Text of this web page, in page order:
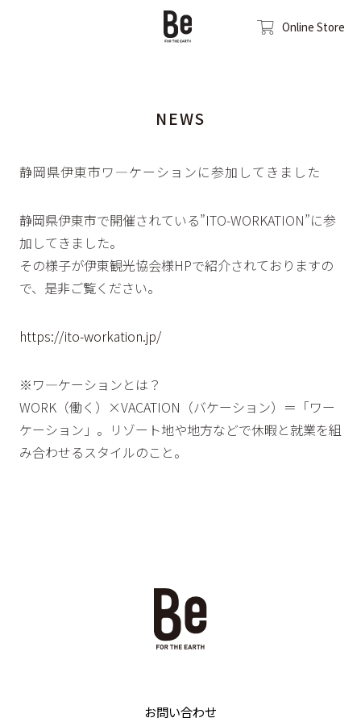
Online Store
NEWS
静岡県伊東市ワ―ケーションに参加してきました
静岡県伊東市で開催されている”ITO-WORKATION”に参
加してきました。
その様子が伊東観光協会様HPで紹介されておりますの
で、是非ご覧ください。
https://ito-workation.jp/
※ワ―ケーションとは？
WORK（働く）×VACATION（バケーション）＝「ワー
ケーション」。リゾート地や地方などで休暇と就業を組
み合わせるスタイルのこと。
お問い合わせ